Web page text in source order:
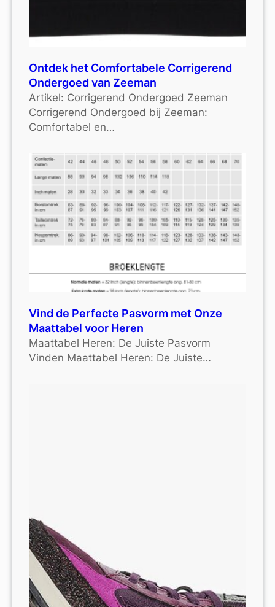
Ontdek het Comfortabele Corrigerend
Ondergoed van Zeeman
Artikel: Corrigerend Ondergoed Zeeman
Corrigerend Ondergoed bij Zeeman:
Comfortabel en…
Vind de Perfecte Pasvorm met Onze
Maattabel voor Heren
Maattabel Heren: De Juiste Pasvorm
Vinden Maattabel Heren: De Juiste…